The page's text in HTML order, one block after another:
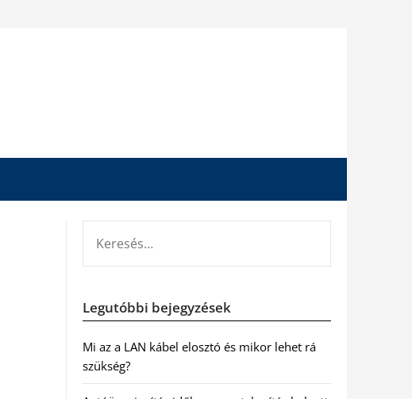
Legutóbbi bejegyzések
Mi az a LAN kábel elosztó és mikor lehet rá
szükség?